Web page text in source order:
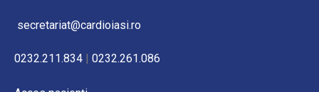
secretariat@cardioiasi.ro
0232.211.834 0232.261.086